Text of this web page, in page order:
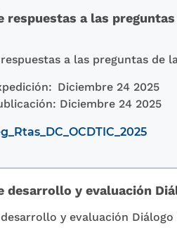
respuestas a las
a las preguntas de
Diciembre 24 2025
Diciembre 24 2025
desarrollo y evaluación
y evaluación